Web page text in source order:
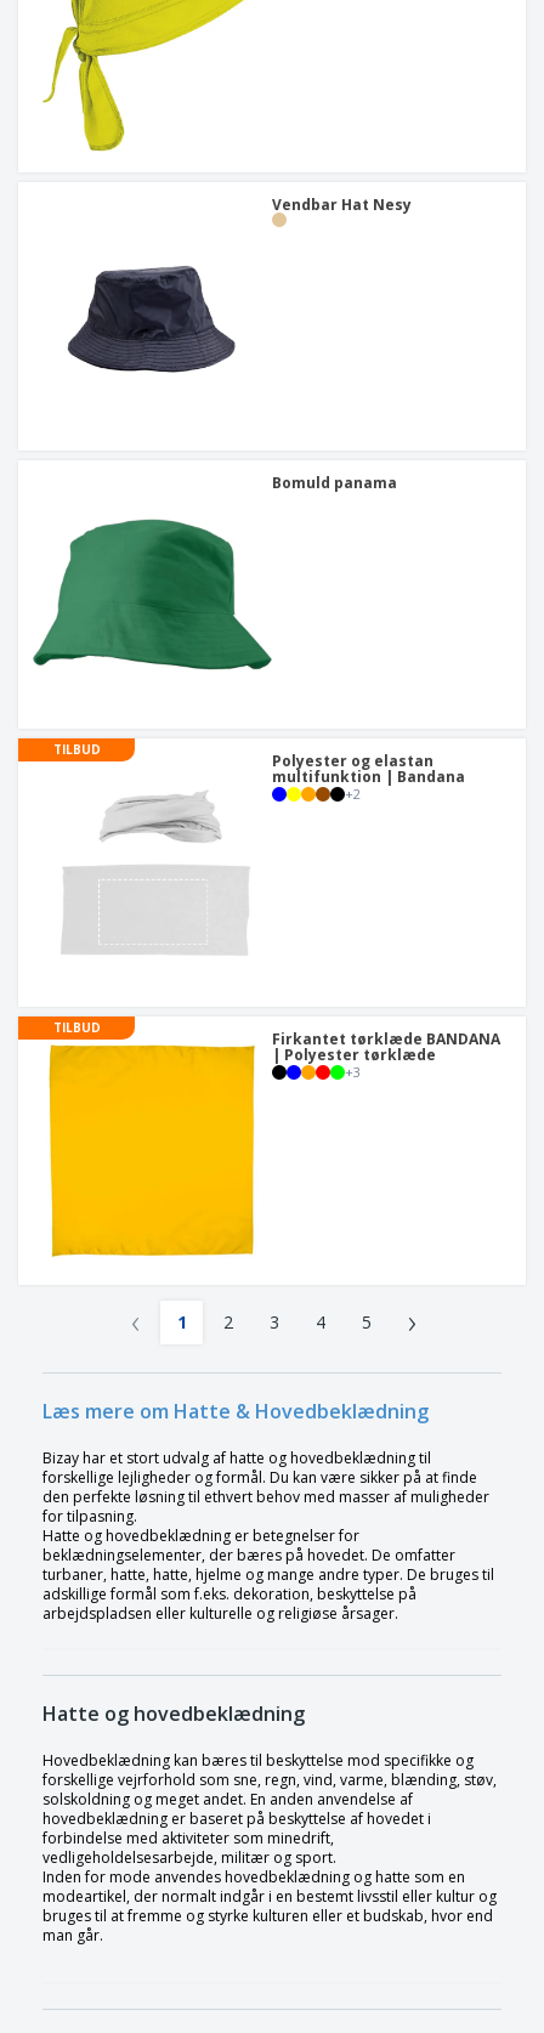
Vendbar Hat Nesy
Bomuld panama
TILBUD
Polyester og elastan
multifunktion | Bandana
+2
TILBUD
Firkantet tørklæde BANDANA
| Polyester tørklæde
+3
‹ 1 2 3 4 5 ›
Læs mere om Hatte & Hovedbeklædning
Bizay har et stort udvalg af hatte og hovedbeklædning til
forskellige lejligheder og formål. Du kan være sikker på at finde
den perfekte løsning til ethvert behov med masser af muligheder
for tilpasning.
Hatte og hovedbeklædning er betegnelser for
beklædningselementer, der bæres på hovedet. De omfatter
turbaner, hatte, hatte, hjelme og mange andre typer. De bruges til
adskillige formål som f.eks. dekoration, beskyttelse på
arbejdspladsen eller kulturelle og religiøse årsager.
Hatte og hovedbeklædning
Hovedbeklædning kan bæres til beskyttelse mod specifikke og
forskellige vejrforhold som sne, regn, vind, varme, blænding, støv,
solskoldning og meget andet. En anden anvendelse af
hovedbeklædning er baseret på beskyttelse af hovedet i
forbindelse med aktiviteter som minedrift,
vedligeholdelsesarbejde, militær og sport.
Inden for mode anvendes hovedbeklædning og hatte som en
modeartikel, der normalt indgår i en bestemt livsstil eller kultur og
bruges til at fremme og styrke kulturen eller et budskab, hvor end
man går.